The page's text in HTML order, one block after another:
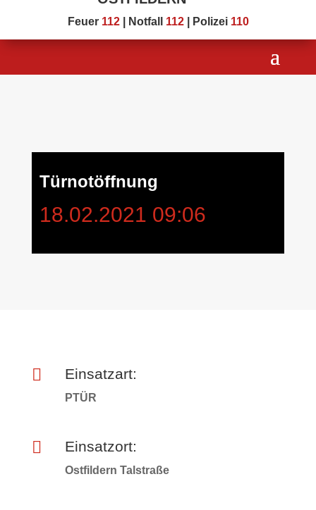
Feuer 112| Notfall 112| Polizei 110
Türnotöffnung
18.02.2021 09:06
 Einsatzart:
PTÜR
 Einsatzort:
Ostfildern Talstraße